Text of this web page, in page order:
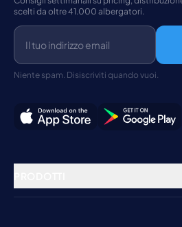
scelti da oltre 41.000 albergatori.
Niente spam. Disiscriviti quando vuoi.
Gestione della struttura